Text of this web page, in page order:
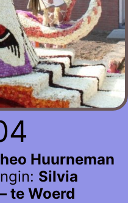
Huurneman
Silvia
te Woerd